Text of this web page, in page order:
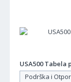
USA500 Tabela
Podrška i Otpor